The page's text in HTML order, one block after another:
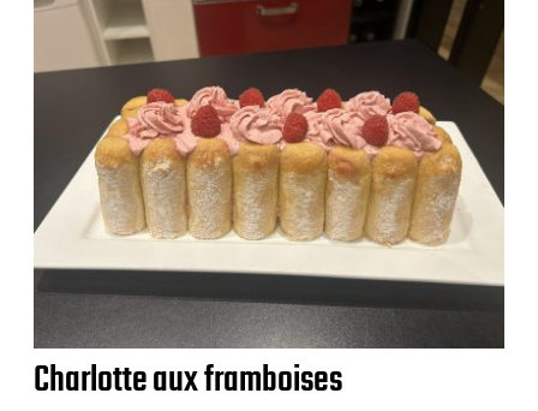
Charlotte aux framboises